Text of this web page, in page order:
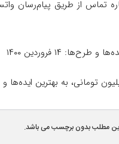
۱۴ فروردین ۱۴۰۰
تومانی، به بهترین
مطلب بدون برچسب می باشد.